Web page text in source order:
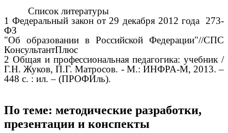
Список литературы
1 Федеральный закон от 29 декабря 2012 года 273-
ФЗ
"Об образовании в Российской Федерации"//СПС
КонсультантПлюс
2 Общая и профессиональная педагогика: учебник /
Г.Н. Жуков, П.Г. Матросов. - М.: ИНФРА-М, 2013. –
448 с. : ил. – (ПРОФИль).
По теме: методические разработки,
презентации и конспекты